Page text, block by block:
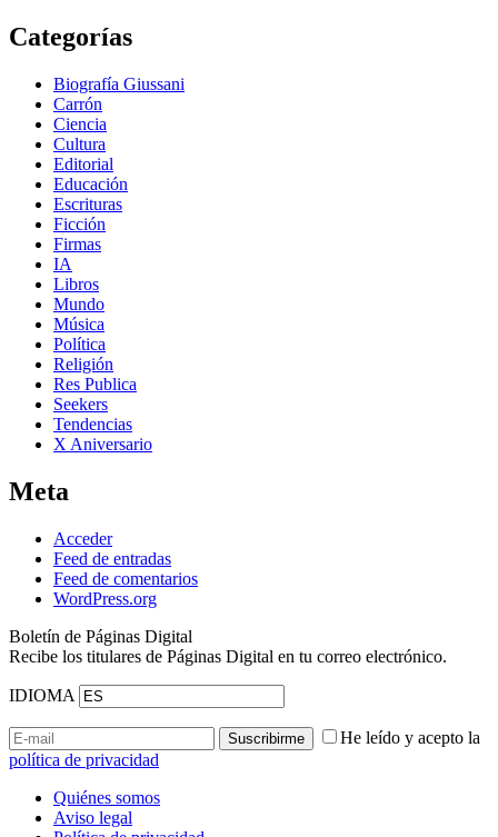
Categorías
Biografía Giussani
Carrón
Ciencia
Cultura
Editorial
Educación
Escrituras
Ficción
Firmas
IA
Libros
Mundo
Música
Política
Religión
Res Publica
Seekers
Tendencias
X Aniversario
Meta
Acceder
Feed de entradas
Feed de comentarios
WordPress.org
Boletín de Páginas Digital
Recibe los titulares de Páginas Digital en tu correo electrónico.
IDIOMA
He leído y acepto la
política de privacidad
Quiénes somos
Aviso legal